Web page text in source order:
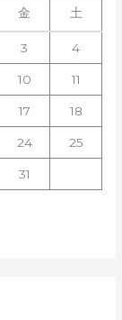
金 土
3 4
10 11
17 18
24 25
31